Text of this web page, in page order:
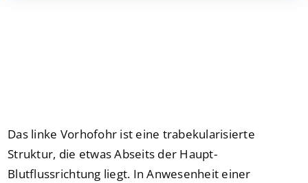
Das linke Vorhofohr ist eine trabekularisierte
Struktur, die etwas Abseits der Haupt-
Blutflussrichtung liegt. In Anwesenheit einer